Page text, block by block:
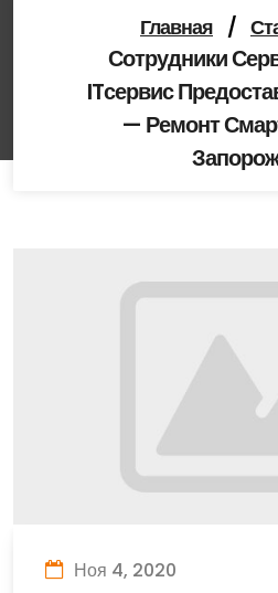
Главная /
Сотрудники
ITсервис
— Ремонт
Ноя 4, 2020